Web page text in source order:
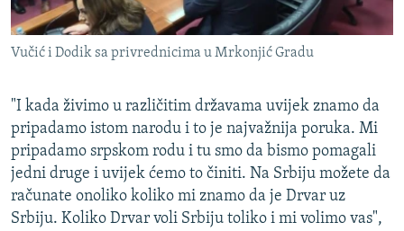
Vučić i Dodik sa privrednicima u Mrkonjić Gradu
"I kada živimo u različitim državama uvijek znamo da
pripadamo istom narodu i to je najvažnija poruka. Mi
pripadamo srpskom rodu i tu smo da bismo pomagali
jedni druge i uvijek ćemo to činiti. Na Srbiju možete da
računate onoliko koliko mi znamo da je Drvar uz
Srbiju. Koliko Drvar voli Srbiju toliko i mi volimo vas",